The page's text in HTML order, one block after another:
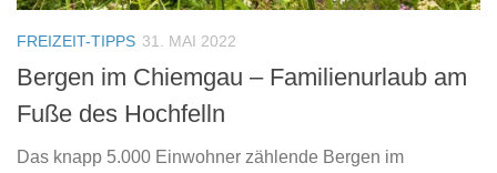
FREIZEIT-TIPPS 31. MAI 2022
Bergen im Chiemgau – Familienurlaub am
Fuße des Hochfelln
Das knapp 5.000 Einwohner zählende Bergen im